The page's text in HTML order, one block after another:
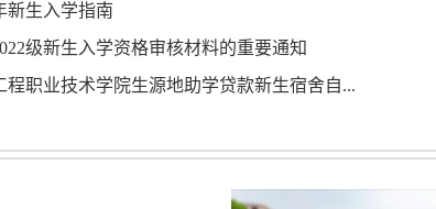
新生入学指南
级新生入学资格审核材料的重要通知
程职业技术学院生源地助学贷款新生宿舍自...